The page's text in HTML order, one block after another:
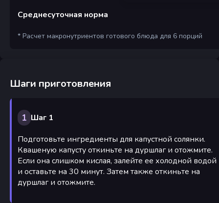
Среднесуточная норма
* Расчет макронутриентов готового блюда для 6 порций
Шаги приготовления
1 Шаг 1
Подготовьте ингредиенты для капустной солянки.
Квашеную капусту откиньте на дуршлаг и отожмите.
Если она слишком кислая, залейте ее холодной водой
и оставьте на 30 минут. Затем также откиньте на
дуршлаг и отожмите.